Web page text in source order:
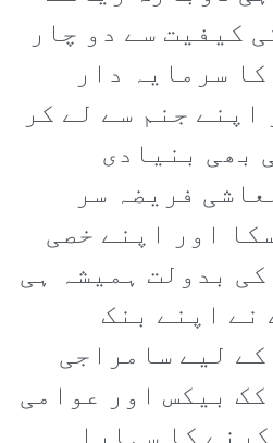
کیفیت سے دو چار
سرمایہ دار
جنم سے لے کر
بھی بنیادی
فریضہ سر
اور اپنے خصی
بدولت ہمیشہ ہی
نے اپنے بنک
لیے سامراجی
بیکس اور عوامی